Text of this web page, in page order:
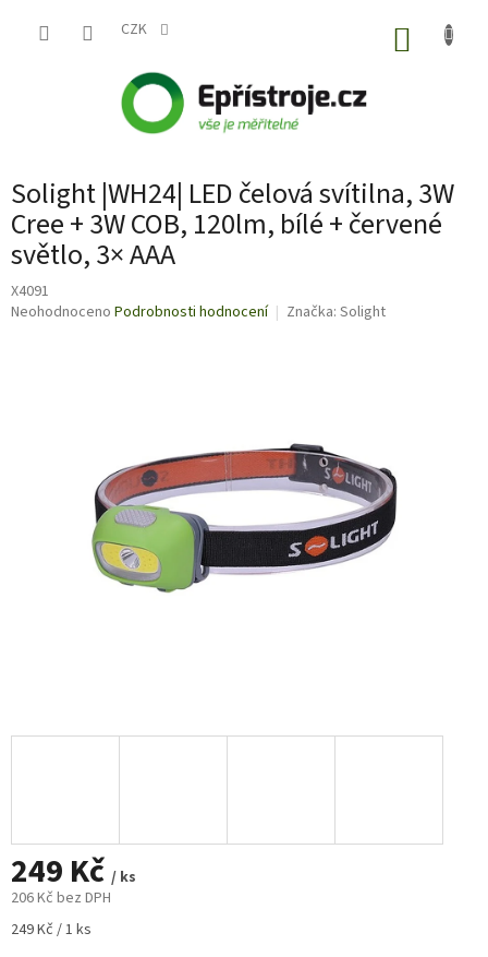
CZK
Solight |WH24| LED čelová svítilna, 3W
Cree + 3W COB, 120lm, bílé + červené
světlo, 3× AAA
X4091
Průměrné
Neohodnoceno Podrobnosti hodnocení Značka: Solight
249 Kč / ks
206 Kč bez DPH
Měrná
249 Kč / 1 ks